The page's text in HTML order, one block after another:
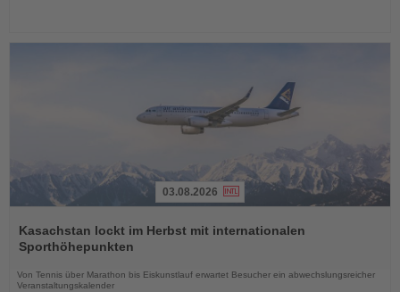
Sie
die
Nachrichten
03.08.2026
Kasachstan lockt im Herbst mit internationalen
Sporthöhepunkten
Von Tennis über Marathon bis Eiskunstlauf erwartet Besucher ein abwechslungsreicher
Veranstaltungskalender